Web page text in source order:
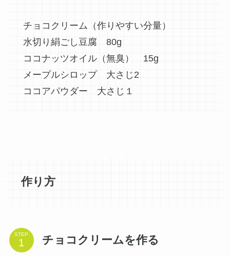
チョコクリーム（作りやすい分量）
水切り絹ごし豆腐 80g
ココナッツオイル（無臭） 15g
メープルシロップ 大さじ2
ココアパウダー 大さじ１
作り方
STEP チョコクリームを作る